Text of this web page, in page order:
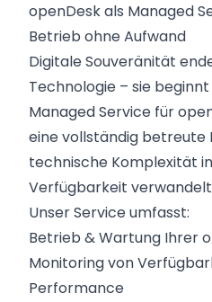
openDesk als Managed
Betrieb ohne Aufwand
Digitale Souveränität
Technologie – sie
Managed Service für
eine vollständig betreute
technische Komplexität
Verfügbarkeit
Unser Service umfasst:
Betrieb & Wartung Ihrer
Monitoring von
Performance